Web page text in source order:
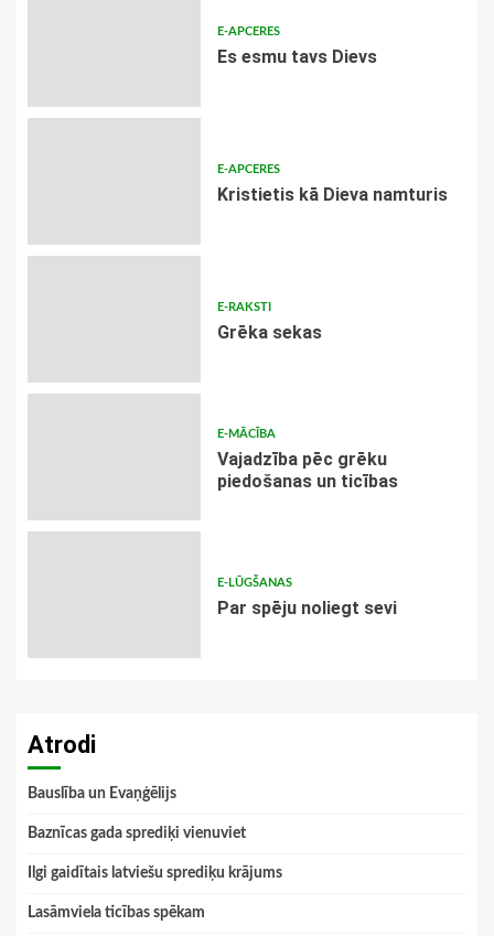
E-APCERES
Es esmu tavs Dievs
E-APCERES
Kristietis kā Dieva namturis
E-RAKSTI
Grēka sekas
E-MĀCĪBA
Vajadzība pēc grēku
piedošanas un ticības
E-LŪGŠANAS
Par spēju noliegt sevi
Atrodi
Bauslība un Evaņģēlijs
Baznīcas gada sprediķi vienuviet
Ilgi gaidītais latviešu sprediķu krājums
Lasāmviela ticības spēkam